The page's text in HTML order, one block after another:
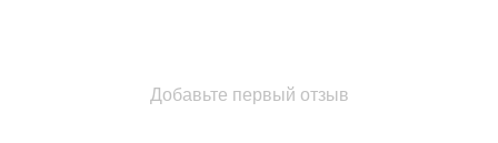
Добавьте первый отзыв